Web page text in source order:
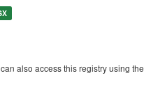
also access this registry using the